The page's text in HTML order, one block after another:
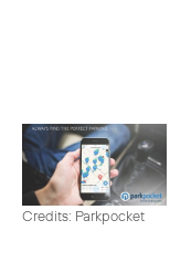
Credits: Parkpocket